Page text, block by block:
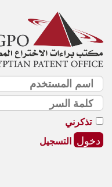
تذكرني
التسجيل